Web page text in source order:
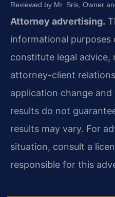
Reviewed by Mr. Sris, Owner
Attorney advertising.
informational purposes
constitute legal advice,
attorney-client
application change
results do not
results may vary. For
situation, consult a
responsible for this